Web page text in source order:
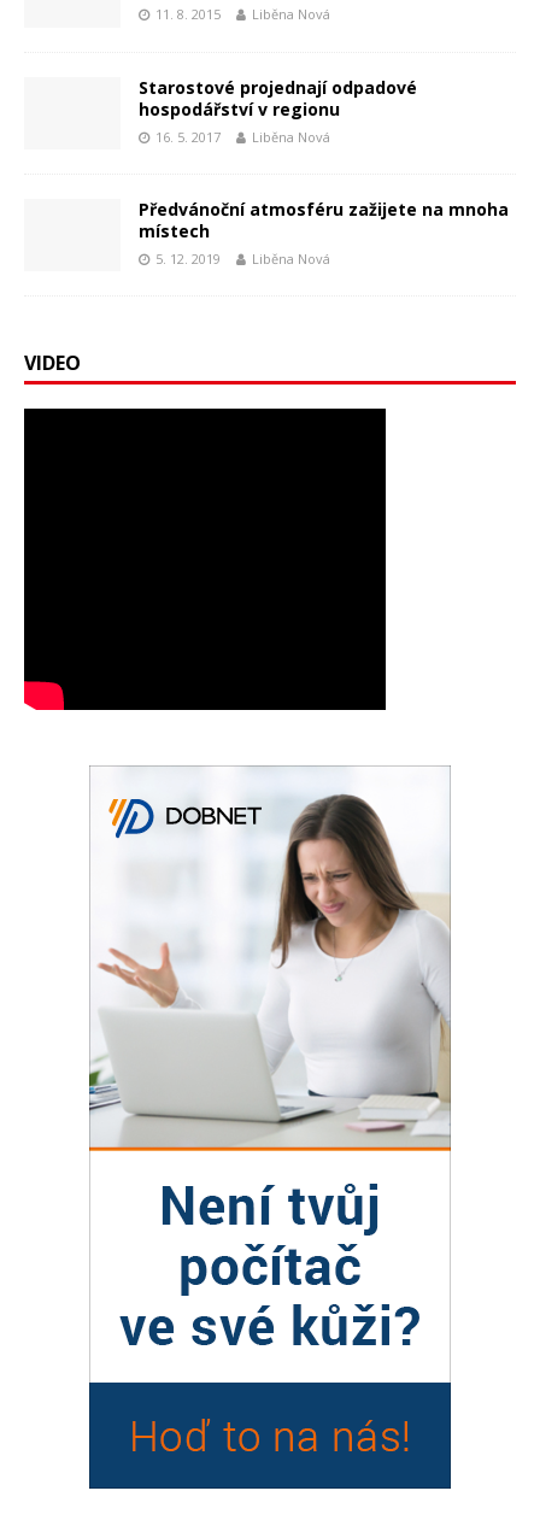
11. 8. 2015 Liběna Nová
Starostové projednají odpadové
hospodářství v regionu
16. 5. 2017 Liběna Nová
Předvánoční atmosféru zažijete na mnoha
místech
5. 12. 2019 Liběna Nová
VIDEO